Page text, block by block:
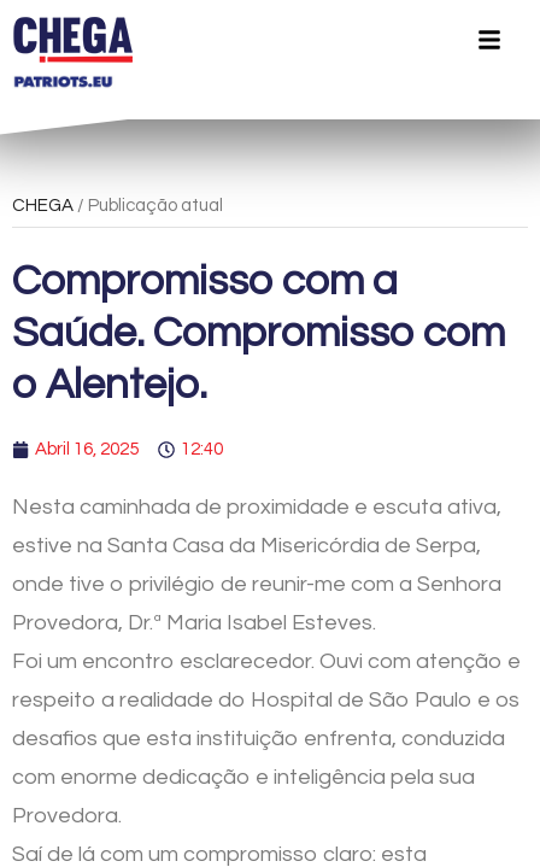
CHEGA / Publicação atual
Compromisso com a
Saúde. Compromisso com
o Alentejo.
Abril 16, 2025 12:40
Nesta caminhada de proximidade e escuta ativa,
estive na Santa Casa da Misericórdia de Serpa,
onde tive o privilégio de reunir-me com a Senhora
Provedora, Dr.ª Maria Isabel Esteves.
Foi um encontro esclarecedor. Ouvi com atenção e
respeito a realidade do Hospital de São Paulo e os
desafios que esta instituição enfrenta, conduzida
com enorme dedicação e inteligência pela sua
Provedora.
Saí de lá com um compromisso claro: esta